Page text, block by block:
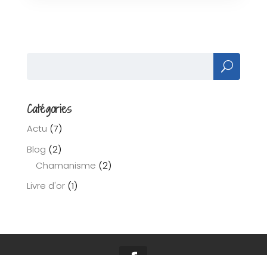
Catégories
Actu (7)
Blog (2)
Chamanisme (2)
Livre d'or(1)